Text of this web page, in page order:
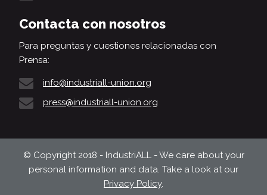
Contacta con nosotros
Para preguntas y cuestiones relacionadas con
Prensa:
info@industriall-union.org
press@industriall-union.org
© Copyright 2018 - IndustriALL - We care about your
personal information and data. Take a look at our
Privacy Policy.